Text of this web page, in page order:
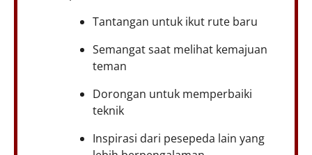
Tantangan untuk ikut rute baru
Semangat saat melihat kemajuan
teman
Dorongan untuk memperbaiki
teknik
Inspirasi dari pesepeda lain yang